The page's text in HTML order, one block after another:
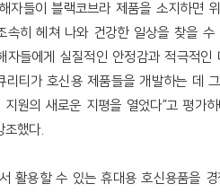
자들이 블랙코브라 제품을 소지하면
속히 헤쳐 나와 건강한 일상을 찾을 수
자들에게 실질적인 안정감과 적극적
리티가 호신용 제품들을 개발하는 데
원의 새로운 지평을 열었다”고 평가하
조했다.
활용할 수 있는 휴대용 호신용품을 경